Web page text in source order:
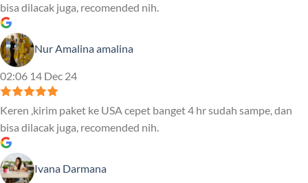
bisa dilacak juga, recomended nih.
Nur Amalina amalina
02:06 14 Dec 24
Keren ,kirim paket ke USA cepet banget 4 hr sudah sampe, dan
bisa dilacak juga, recomended nih.
Ivana Darmana